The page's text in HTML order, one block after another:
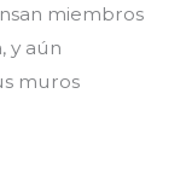
miembros
y aún
muros